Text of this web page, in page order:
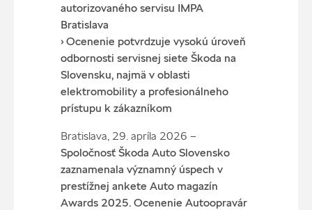
autorizovaného servisu IMPA
Bratislava
› Ocenenie potvrdzuje vysokú úroveň
odbornosti servisnej siete Škoda na
Slovensku, najmä v oblasti
elektromobility a profesionálneho
prístupu k zákazníkom
Bratislava, 29. apríla 2026 –
Spoločnosť Škoda Auto Slovensko
zaznamenala významný úspech v
prestížnej ankete Auto magazín
Awards 2025. Ocenenie Autoopravár